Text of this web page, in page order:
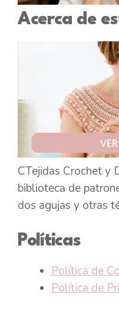
Acerca de
CTejidas Crochet y
biblioteca de
dos agujas y otras
Políticas
Política de
Política de